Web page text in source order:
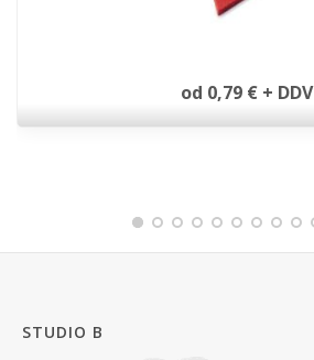
od 0,79 € + DDV
STUDIO B